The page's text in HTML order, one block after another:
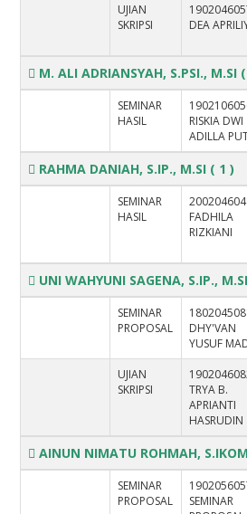
UJIAN
SKRIPSI
DEA
M. ALI ADRIANSYAH, S.PSI., M.SI
SEMINAR
HASIL
RISKIA DWI
ADILLA
RAHMA DANIAH, S.IP., M.SI ( 1 )
SEMINAR
HASIL
FADHILA
RIZKIANI
UNI WAHYUNI SAGENA, S.IP.,
SEMINAR
PROPOSAL
DHY'VAN
YUSUF
UJIAN
SKRIPSI
TRYA B.
APRIANTI
HASRUDIN
AINUN NIMATU ROHMAH,
SEMINAR
PROPOSAL
SEMINAR